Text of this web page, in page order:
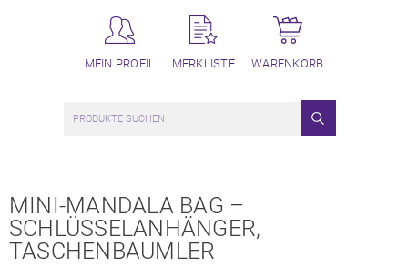
MEIN PROFIL MERKLISTE WARENKORB
MINI-MANDALA BAG –
SCHLÜSSELANHÄNGER,
TASCHENBAUMLER